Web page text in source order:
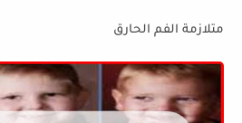
متلازمة الفم الحارق